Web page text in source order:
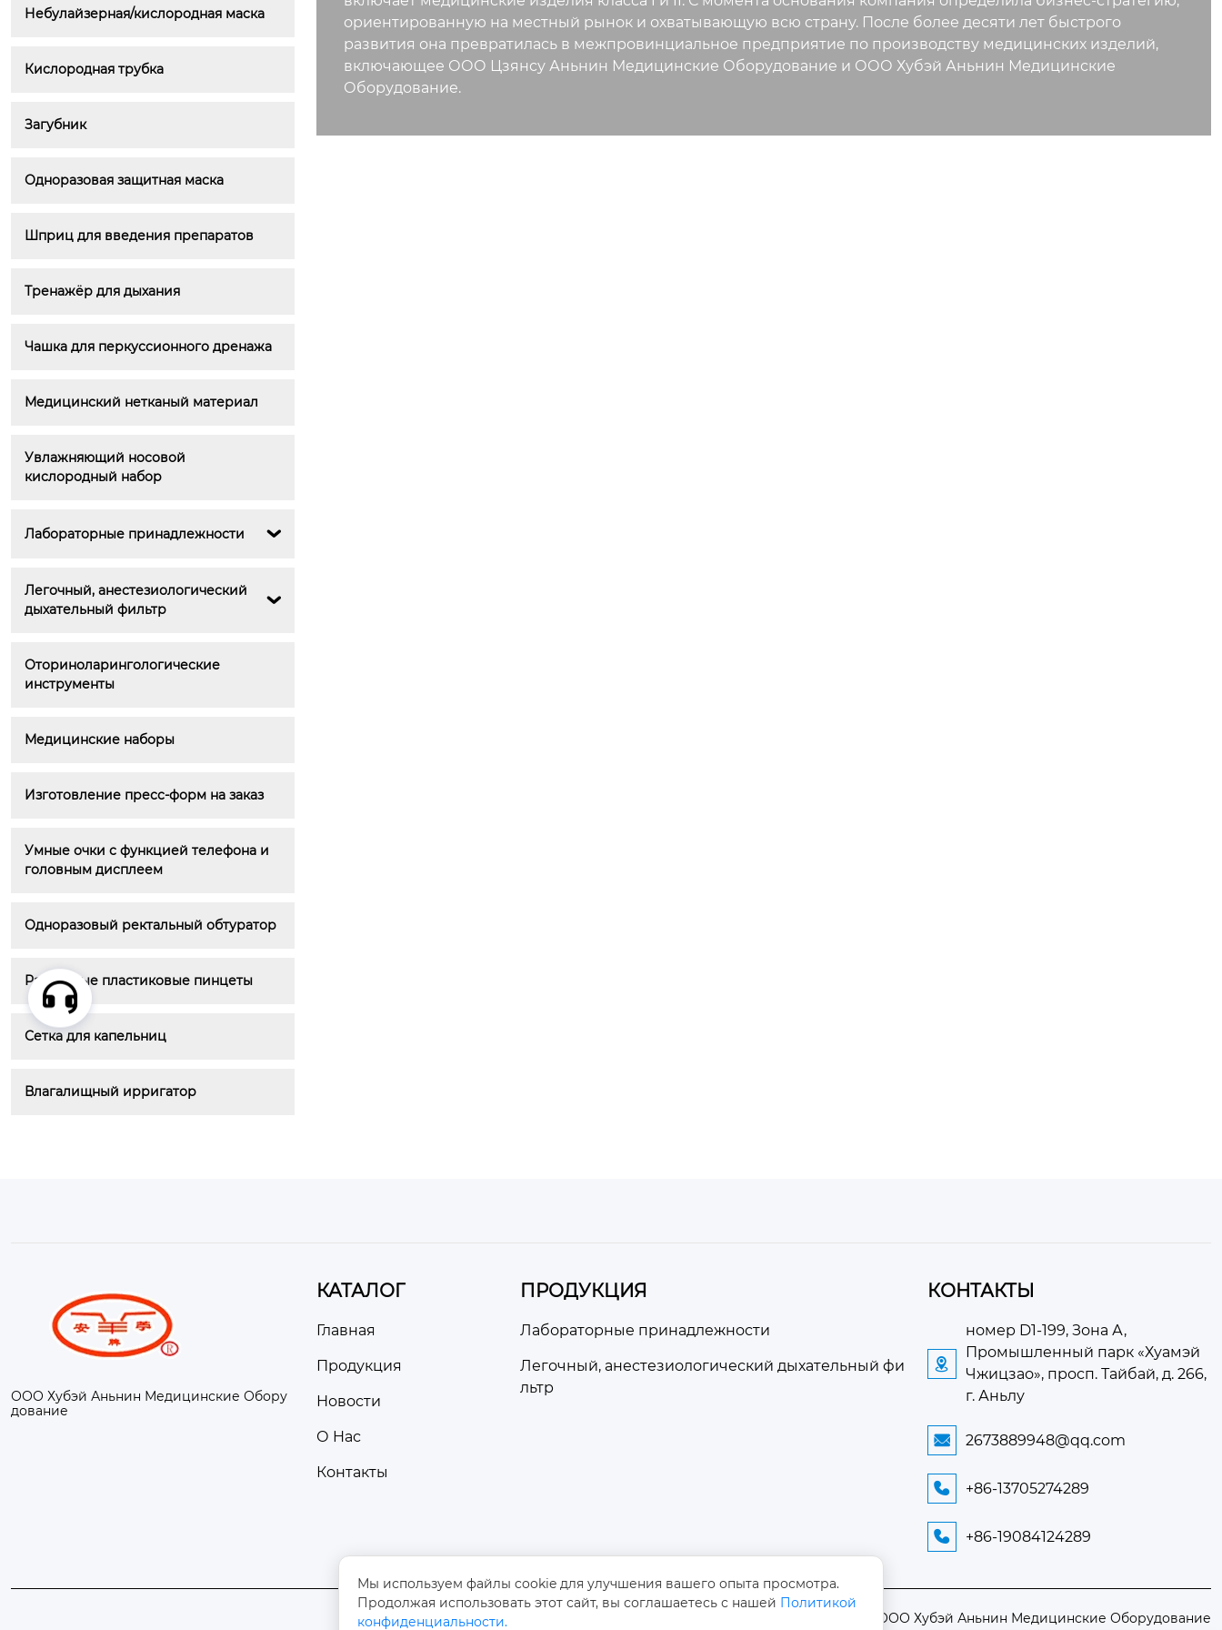
Небулайзерная/кислородная маска
Кислородная трубка
Загубник
Одноразовая защитная маска
Шприц для введения препаратов
Тренажёр для дыхания
Чашка для перкуссионного дренажа
Медицинский нетканый материал
Увлажняющий носовой
кислородный набор
Лабораторные принадлежности 
Легочный, анестезиологический
дыхательный фильтр

Оториноларингологические
инструменты
Медицинские наборы
Изготовление пресс-форм на заказ
Умные очки с функцией телефона и
головным дисплеем
Одноразовый ректальный обтуратор
Различные пластиковые пинцеты
Сетка для капельниц
Влагалищный ирригатор
ориентированную на местный рынок и охватывающую всю страну. После более десяти лет быстрого
развития она превратилась в межпровинциальное предприятие по производству медицинских изделий,
включающее ООО Цзянсу Аньнин Медицинские Оборудование и ООО Хубэй Аньнин Медицинские
Оборудование.
ООО Хубэй Аньнин Медицинские Обору
дование
КАТАЛОГ
Главная
Продукция
Новости
О Hас
Контакты
ПРОДУКЦИЯ
Лабораторные принадлежности
Легочный, анестезиологический дыхательный фи
льтр
КОНТАКТЫ

номер D1-199, Зона А,
Промышленный парк «Хуамэй
Чжицзао», просп. Тайбай, д. 266,
г. Аньлу
 2673889948@qq.com
 +86-13705274289
 +86-19084124289
Авторское право ©ООО Хубэй Аньнин Медицинские Оборудование
Мы используем файлы cookie для улучшения вашего опыта просмотра.
Продолжая использовать этот сайт, вы соглашаетесь с нашей Политикой
конфиденциальности.